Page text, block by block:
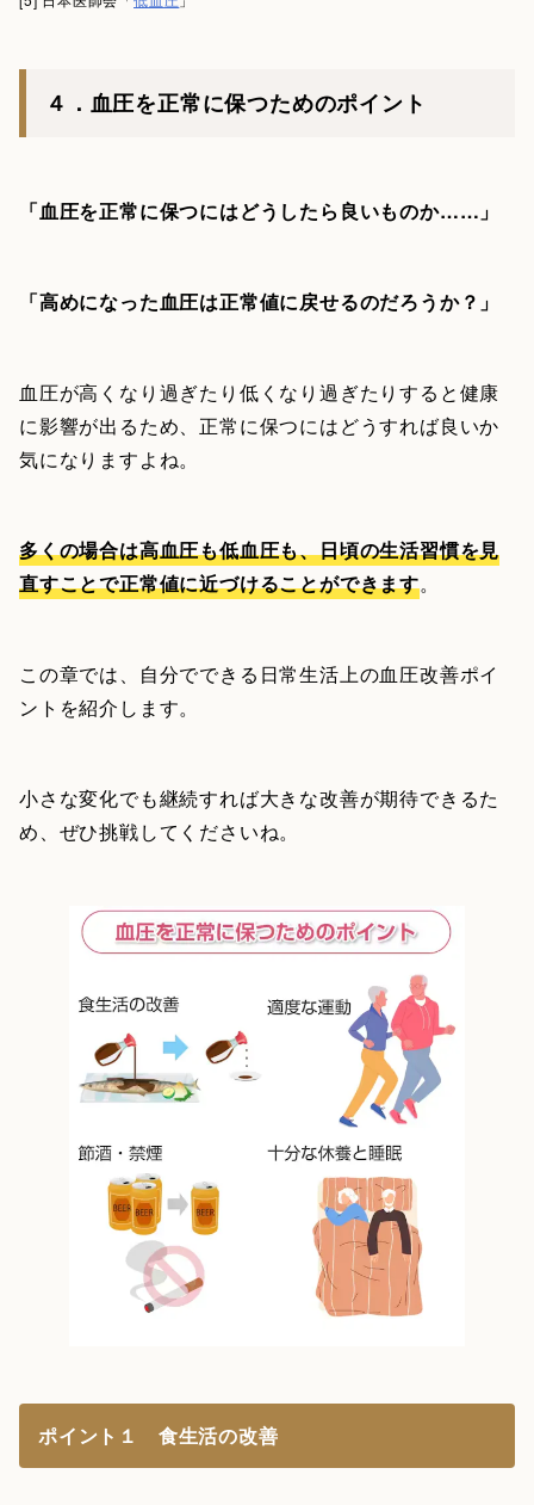
４．血圧を正常に保つためのポイント
「血圧を正常に保つにはどうしたら良いものか……」
「高めになった血圧は正常値に戻せるのだろうか？」
血圧が高くなり過ぎたり低くなり過ぎたりすると健康
に影響が出るため、正常に保つにはどうすれば良いか
気になりますよね。
多くの場合は高血圧も低血圧も、日頃の生活習慣を見
直すことで正常値に近づけることができます。
この章では、自分でできる日常生活上の血圧改善ポイ
ントを紹介します。
小さな変化でも継続すれば大きな改善が期待できるた
め、ぜひ挑戦してくださいね。
ポイント１ 食生活の改善